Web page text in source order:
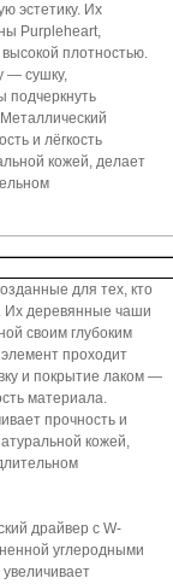
эстетику. Их
Purpleheart,
плотностью.
— сушку,
подчеркнуть
и лёгкость
кожей, делает
для тех, кто
Их деревянные чаши
своим глубоким
проходит
и покрытие лаком —
материала.
прочность и
кожей,
драйвер с W-
углеродными